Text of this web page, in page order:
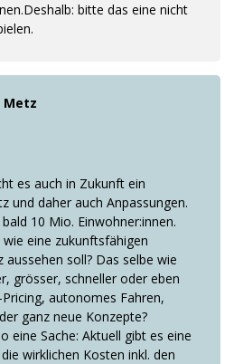
bitte das eine nicht
Metz
es auch in Zukunft ein
und daher auch Anpassungen.
10 Mio. Einwohner:innen.
eine zukunftsfähigen
soll? Das selbe wie
grösser, schneller oder eben
autonomes Fahren,
ganz neue Konzepte?
eine Sache: Aktuell gibt es eine
wirklichen Kosten inkl. den